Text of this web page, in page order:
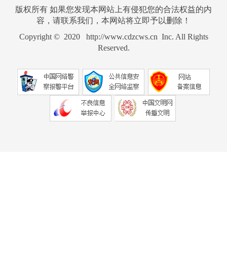
版权所有 如果您发现本网站上有侵犯您的合法权益的内
容，请联系我们，本网站将立即予以删除！
Copyright © 2020 http://www.cdzcws.cn Inc. All Rights
Reserved.